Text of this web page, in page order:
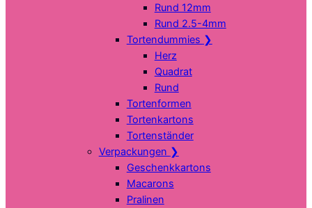
Rund 12mm
Rund 2.5-4mm
Tortendummies ❯
Herz
Quadrat
Rund
Tortenformen
Tortenkartons
Tortenständer
Verpackungen ❯
Geschenkkartons
Macarons
Pralinen